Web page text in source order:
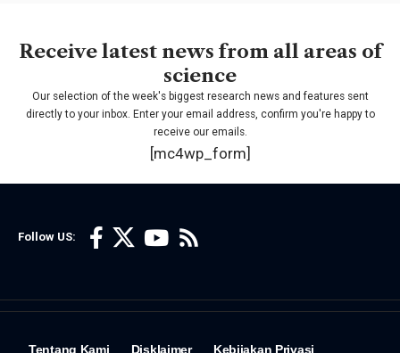
Receive latest news from all areas of
science
Our selection of the week's biggest research news and features sent
directly to your inbox. Enter your email address, confirm you're happy to
receive our emails.
[mc4wp_form]
Follow US:
Tentang Kami Disklaimer Kebijakan Privasi